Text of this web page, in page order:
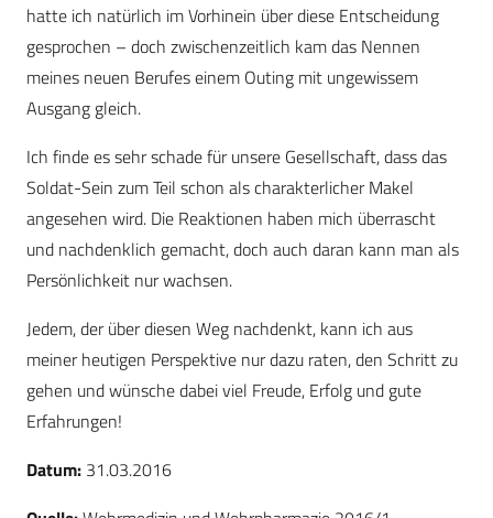
hatte ich natürlich im Vorhinein über diese Entscheidung
gesprochen – doch zwischenzeitlich kam das Nennen
meines neuen Berufes einem Outing mit ungewissem
Ausgang gleich.
Ich finde es sehr schade für unsere Gesellschaft, dass das
Soldat-Sein zum Teil schon als charakterlicher Makel
angesehen wird. Die Reaktionen haben mich überrascht
und nachdenklich gemacht, doch auch daran kann man als
Persönlichkeit nur wachsen.
Jedem, der über diesen Weg nachdenkt, kann ich aus
meiner heutigen Perspektive nur dazu raten, den Schritt zu
gehen und wünsche dabei viel Freude, Erfolg und gute
Erfahrungen!
Datum: 31.03.2016